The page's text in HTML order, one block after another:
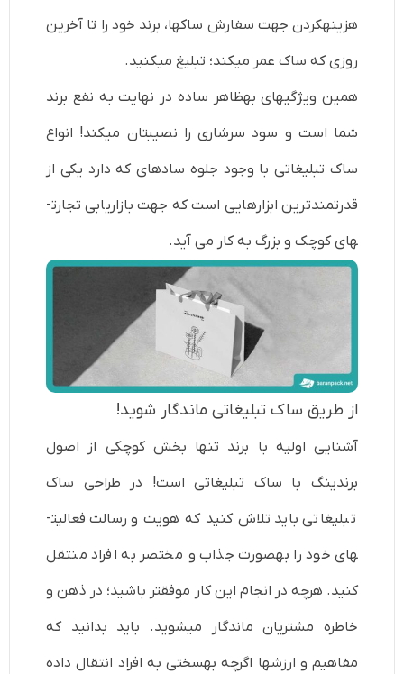
هزینه­کردن جهت سفارش ساک­ها، برند خود را تا آخرین
روزی که ساک عمر می­کند؛ تبلیغ می­کنید.
همین ویژگی­های به­ظاهر ساده در نهایت به نفع برند
شما است و سود سرشاری را نصیب­تان می­کند! انواع
ساک تبلیغاتی با وجود جلوه ساده­ای که دارد یکی از
قدرتمندترین ابزارهایی است که جهت بازاریابی تجارت­
های کوچک و بزرگ به ­کار می­ آید.
از طریق ساک تبلیغاتی ماندگار شوید!
آشنایی اولیه با برند تنها بخش کوچکی از اصول
برندینگ با ساک تبلیغاتی است! در طراحی ساک
تبلیغاتی باید تلاش کنید که هویت و رسالت فعالیت­
های خود را به­صورت جذاب و مختصر به افراد منتقل
کنید. هرچه در انجام این کار موفق­تر باشید؛ در ذهن و
خاطره مشتریان ماندگار می­شوید. باید بدانید که
مفاهیم و ارزش­ها اگرچه به­سختی به افراد انتقال داده